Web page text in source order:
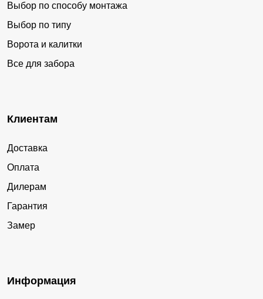
Выбор по способу монтажа
Выбор по типу
Ворота и калитки
Все для забора
Клиентам
Доставка
Оплата
Дилерам
Гарантия
Замер
Информация